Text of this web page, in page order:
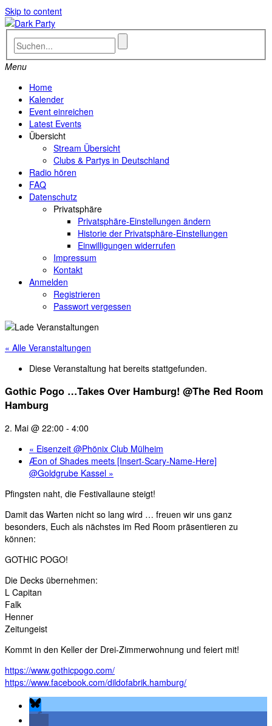
Skip to content
Menu
Home
Kalender
Event einreichen
Latest Events
Übersicht
Stream Übersicht
Clubs & Partys in Deutschland
Radio hören
FAQ
Datenschutz
Privatsphäre
Privatsphäre-Einstellungen ändern
Historie der Privatsphäre-Einstellungen
Einwilligungen widerrufen
Impressum
Kontakt
Anmelden
Registrieren
Passwort vergessen
« Alle Veranstaltungen
Diese Veranstaltung hat bereits stattgefunden.
Gothic Pogo …Takes Over Hamburg! @The Red Room
Hamburg
2. Mai @ 22:00 - 4:00
« Eisenzeit @Phönix Club Mülheim
Æon of Shades meets [Insert-Scary-Name-Here]
@Goldgrube Kassel »
Pfingsten naht, die Festivallaune steigt!
Damit das Warten nicht so lang wird … freuen wir uns ganz
besonders, Euch als nächstes im Red Room präsentieren zu
können:
GOTHIC POGO!
Die Decks übernehmen:
L Capitan
Falk
Henner
Zeitungeist
Kommt in den Keller der Drei-Zimmerwohnung und feiert mit!
https://www.gothicpogo.com/
https://www.facebook.com/dildofabrik.hamburg/